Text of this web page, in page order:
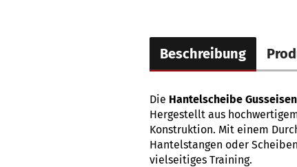
Beschreibung
Die Hantelscheibe Gusseisen
Hergestellt aus
Konstruktion. Mit einem
Hantelstangen oder
vielseitiges Training.